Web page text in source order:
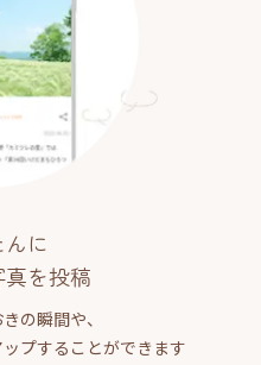
に
を投稿
の瞬間や、
プすることができます